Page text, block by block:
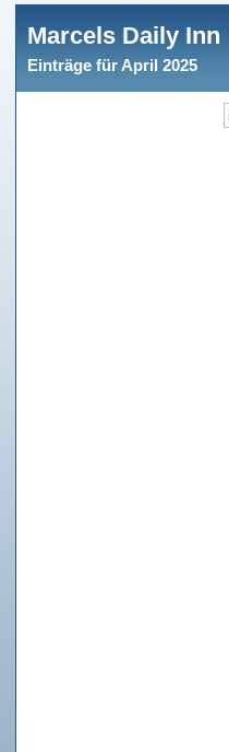
Marcels Daily Inn
Einträge für April 2025